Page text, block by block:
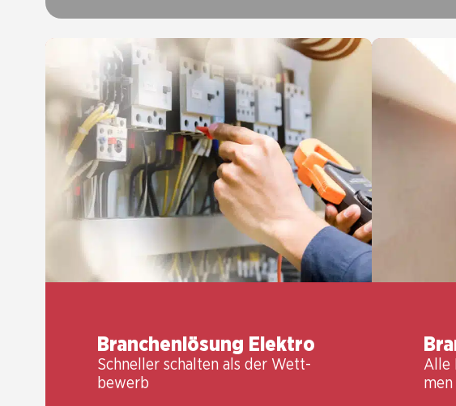
Bran­chen­lö­sung Elek­tro
Schnel­ler schal­ten als der Wett­
be­werb
Alle
men